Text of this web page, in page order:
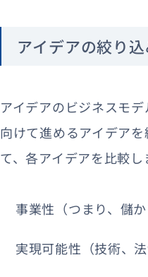
アイデアの絞り
アイデアのビジネスモ
向けて進めるアイデア
て、各アイデアを比較し
事業性（つまり、儲か
実現可能性（技術、法